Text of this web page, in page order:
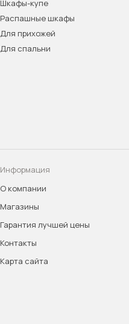
Шкафы-купе
Распашные шкафы
Для прихожей
Для спальни
Информация
О компании
Магазины
Гарантия лучшей цены
Контакты
Карта сайта